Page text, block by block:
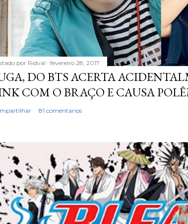
por Ridval fevereiro 28, 2017
DO BTS ACERTA
COM O BRAÇO E CAUSA
81 comentários